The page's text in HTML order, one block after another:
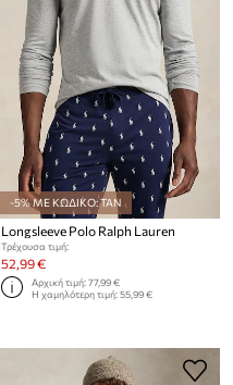
-5% ΜΕ ΚΩΔΙΚΟ: TAN
Longsleeve Polo Ralph Lauren
Τρέχουσα τιμή:
52,99 €
Αρχική τιμή:77,99 €
Η χαμηλότερη τιμή:55,99 €